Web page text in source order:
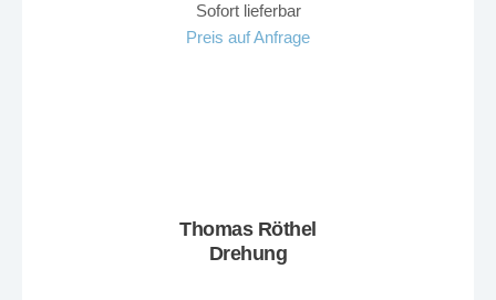
Sofort lieferbar
Preis auf Anfrage
Thomas Röthel
Drehung